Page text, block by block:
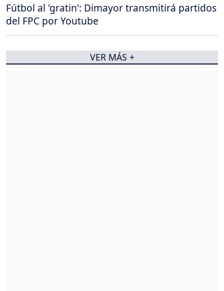
Fútbol al 'gratin': Dimayor transmitirá partidos
del FPC por Youtube
VER MÁS +